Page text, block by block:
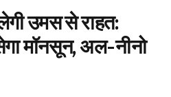
उमस से राहत:
मॉनसून, अल-नीनो